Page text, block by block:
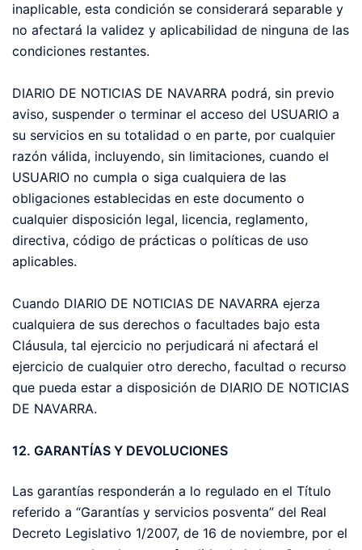
inaplicable, esta condición se considerará separable y
no afectará la validez y aplicabilidad de ninguna de las
condiciones restantes.
DIARIO DE NOTICIAS DE NAVARRA podrá, sin previo
aviso, suspender o terminar el acceso del USUARIO a
su servicios en su totalidad o en parte, por cualquier
razón válida, incluyendo, sin limitaciones, cuando el
USUARIO no cumpla o siga cualquiera de las
obligaciones establecidas en este documento o
cualquier disposición legal, licencia, reglamento,
directiva, código de prácticas o políticas de uso
aplicables.
Cuando DIARIO DE NOTICIAS DE NAVARRA ejerza
cualquiera de sus derechos o facultades bajo esta
Cláusula, tal ejercicio no perjudicará ni afectará el
ejercicio de cualquier otro derecho, facultad o recurso
que pueda estar a disposición de DIARIO DE NOTICIAS
DE NAVARRA.
12. GARANTÍAS Y DEVOLUCIONES
Las garantías responderán a lo regulado en el Título
referido a “Garantías y servicios posventa” del Real
Decreto Legislativo 1/2007, de 16 de noviembre, por el